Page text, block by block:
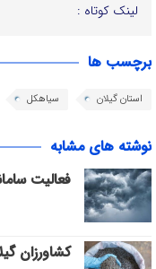
لینک کوتاه :
برچسب ها
استان گیلان سیاهکل
نوشته های مشابه
فعالیت
کشاورزان